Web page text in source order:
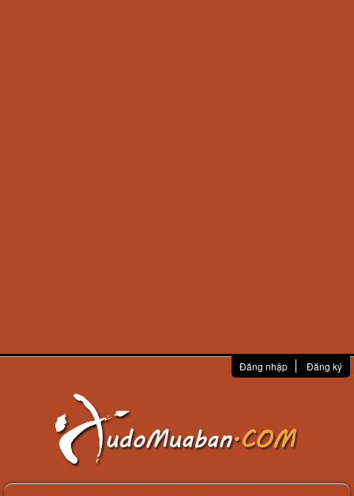
Đăng nhập Đăng ký